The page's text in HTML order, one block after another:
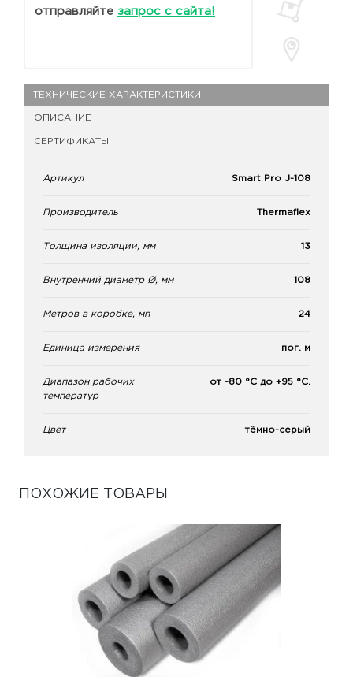
отправляйте запрос с сайта!
ТЕХНИЧЕСКИЕ ХАРАКТЕРИСТИКИ
ОПИСАНИЕ
СЕРТИФИКАТЫ
Артикул Smart Pro J-108
Производитель Thermaflex
Толщина изоляции, мм 13
Внутренний диаметр Ø, мм 108
Метров в коробке, мп 24
Единица измерения пог. м
Диапазон рабочих
температур
от -80 °С до +95 °С.
Цвет тёмно-серый
ПОХОЖИЕ ТОВАРЫ